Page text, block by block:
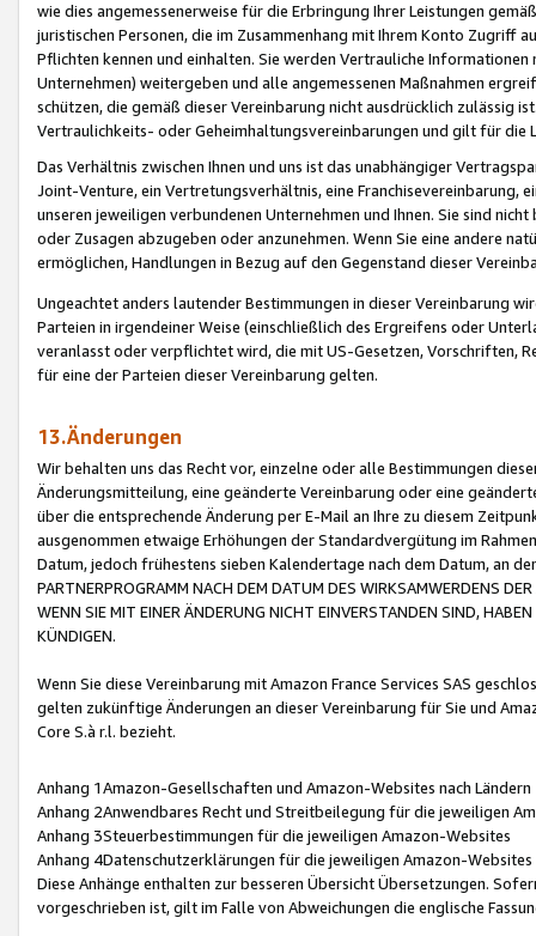
wie dies angemessenerweise für die Erbringung Ihrer Leistungen
juristischen Personen, die im Zusammenhang mit Ihrem Konto
Pflichten kennen und einhalten. Sie werden Vertrauliche
Unternehmen) weitergeben und alle angemessenen Maßnahmen
schützen, die gemäß dieser Vereinbarung nicht ausdrücklich zulässig
Vertraulichkeits- oder Geheimhaltungsvereinbarungen und gilt für die
Das Verhältnis zwischen Ihnen und uns ist das unabhängiger
Joint-Venture, ein Vertretungsverhältnis, eine Franchisevereinbarung,
unseren jeweiligen verbundenen Unternehmen und Ihnen. Sie sind
oder Zusagen abzugeben oder anzunehmen. Wenn Sie eine andere
ermöglichen, Handlungen in Bezug auf den Gegenstand dieser
Ungeachtet anders lautender Bestimmungen in dieser Vereinbarung
Parteien in irgendeiner Weise (einschließlich des Ergreifens oder
veranlasst oder verpflichtet wird, die mit US-Gesetzen, Vorschriften,
für eine der Parteien dieser Vereinbarung gelten.
13.Änderungen
Wir behalten uns das Recht vor, einzelne oder alle Bestimmungen
Änderungsmitteilung, eine geänderte Vereinbarung oder eine
über die entsprechende Änderung per E-Mail an Ihre zu diesem
ausgenommen etwaige Erhöhungen der Standardvergütung im
Datum, jedoch frühestens sieben Kalendertage nach dem Datum, an
PARTNERPROGRAMM NACH DEM DATUM DES WIRKSAMWERDENS
WENN SIE MIT EINER ÄNDERUNG NICHT EINVERSTANDEN SIND,
KÜNDIGEN.
Wenn Sie diese Vereinbarung mit Amazon France Services SAS
gelten zukünftige Änderungen an dieser Vereinbarung für Sie und
Core S.à r.l. bezieht.
Anhang 1Amazon-Gesellschaften und Amazon-Websites nach Ländern
Anhang 2Anwendbares Recht und Streitbeilegung für die jeweiligen
Anhang 3Steuerbestimmungen für die jeweiligen Amazon-Websites
Anhang 4Datenschutzerklärungen für die jeweiligen Amazon-Websites
Diese Anhänge enthalten zur besseren Übersicht Übersetzungen.
vorgeschrieben ist, gilt im Falle von Abweichungen die englische